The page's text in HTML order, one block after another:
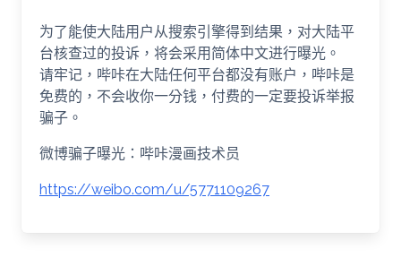
为了能使大陆用户从搜索引擎得到结果，对大陆平
台核查过的投诉，将会采用简体中文进行曝光。
请牢记，哔咔在大陆任何平台都没有账户，哔咔是
免费的，不会收你一分钱，付费的一定要投诉举报
骗子。
微博骗子曝光：哔咔漫画技术员
https://weibo.com/u/5771109267